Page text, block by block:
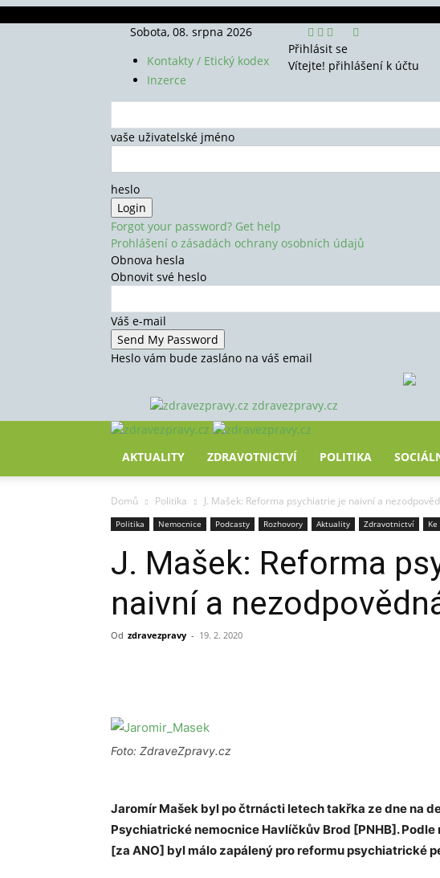
Sobota, 08. srpna 2026
Kontakty / Etický kodex
Inzerce
Přihlásit se
Vítejte! přihlášení k účtu
vaše uživatelské jméno
heslo
Forgot your password? Get help
Prohlášení o zásadách ochrany osobních údajů
Obnova hesla
Obnovit své heslo
Váš e-mail
Heslo vám bude zasláno na váš email
zdravezpravy.cz
AKTUALITY ZDRAVOTNICTVÍ POLITIKA
Domů Politika J. Mašek: Reforma psychiatrie je naivní a
Politika Nemocnice Podcasty Rozhovory Aktuality Zdravotnictví
J. Mašek: Reforma
naivní a
Od zdravezpravy - 19. 2. 2020
Foto: ZdraveZpravy.cz
Jaromír Mašek byl po čtrnácti letech takřka ze dne na
Psychiatrické nemocnice Havlíčkův Brod [PNHB].
[za ANO] byl málo zapálený pro reformu psychiatrické